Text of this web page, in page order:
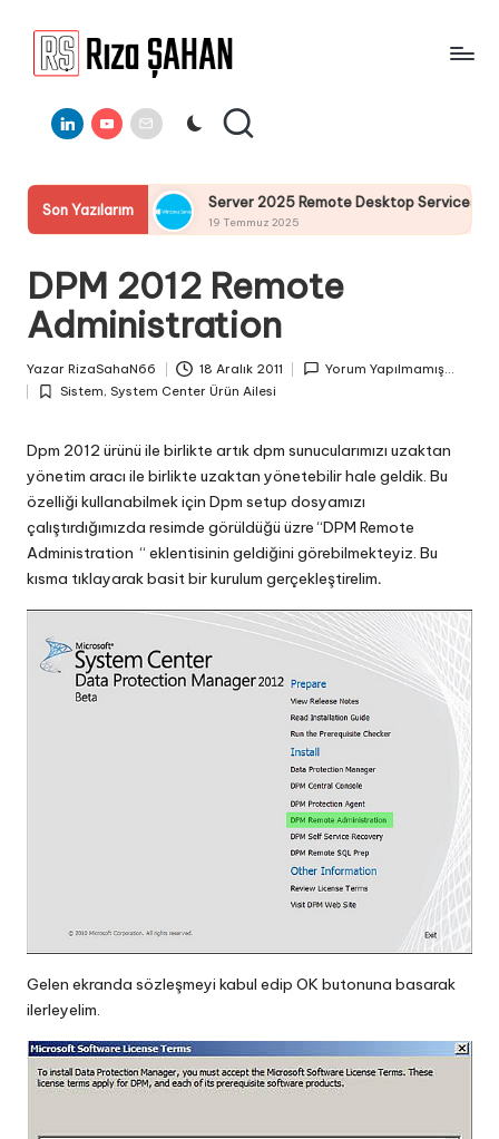
a
Ş
A
H
A
N
Bilgi
Paylaşım
LinkedinYoutube
E-
Mail
Son YazılarımServer 2025 Remote Desktop Services Bölüm4 :
19 Temmuz 2025
DPM 2012 Remote
Administration
by
Yazar RizaSahaN66 18 Aralık 2011 Yorum Yapılmamış...
Posted
Sistem, System Center Ürün Ailesi
Dpm 2012 ürünü ile birlikte artık dpm sunucularımızı uzaktan
yönetim aracı ile birlikte uzaktan yönetebilir hale geldik. Bu
özelliği kullanabilmek için Dpm setup dosyamızı
çalıştırdığımızda resimde görüldüğü üzre “DPM Remote
Administration “ eklentisinin geldiğini görebilmekteyiz. Bu
kısma tıklayarak basit bir kurulum gerçekleştirelim.
Gelen ekranda sözleşmeyi kabul edip OK butonuna basarak
ilerleyelim.